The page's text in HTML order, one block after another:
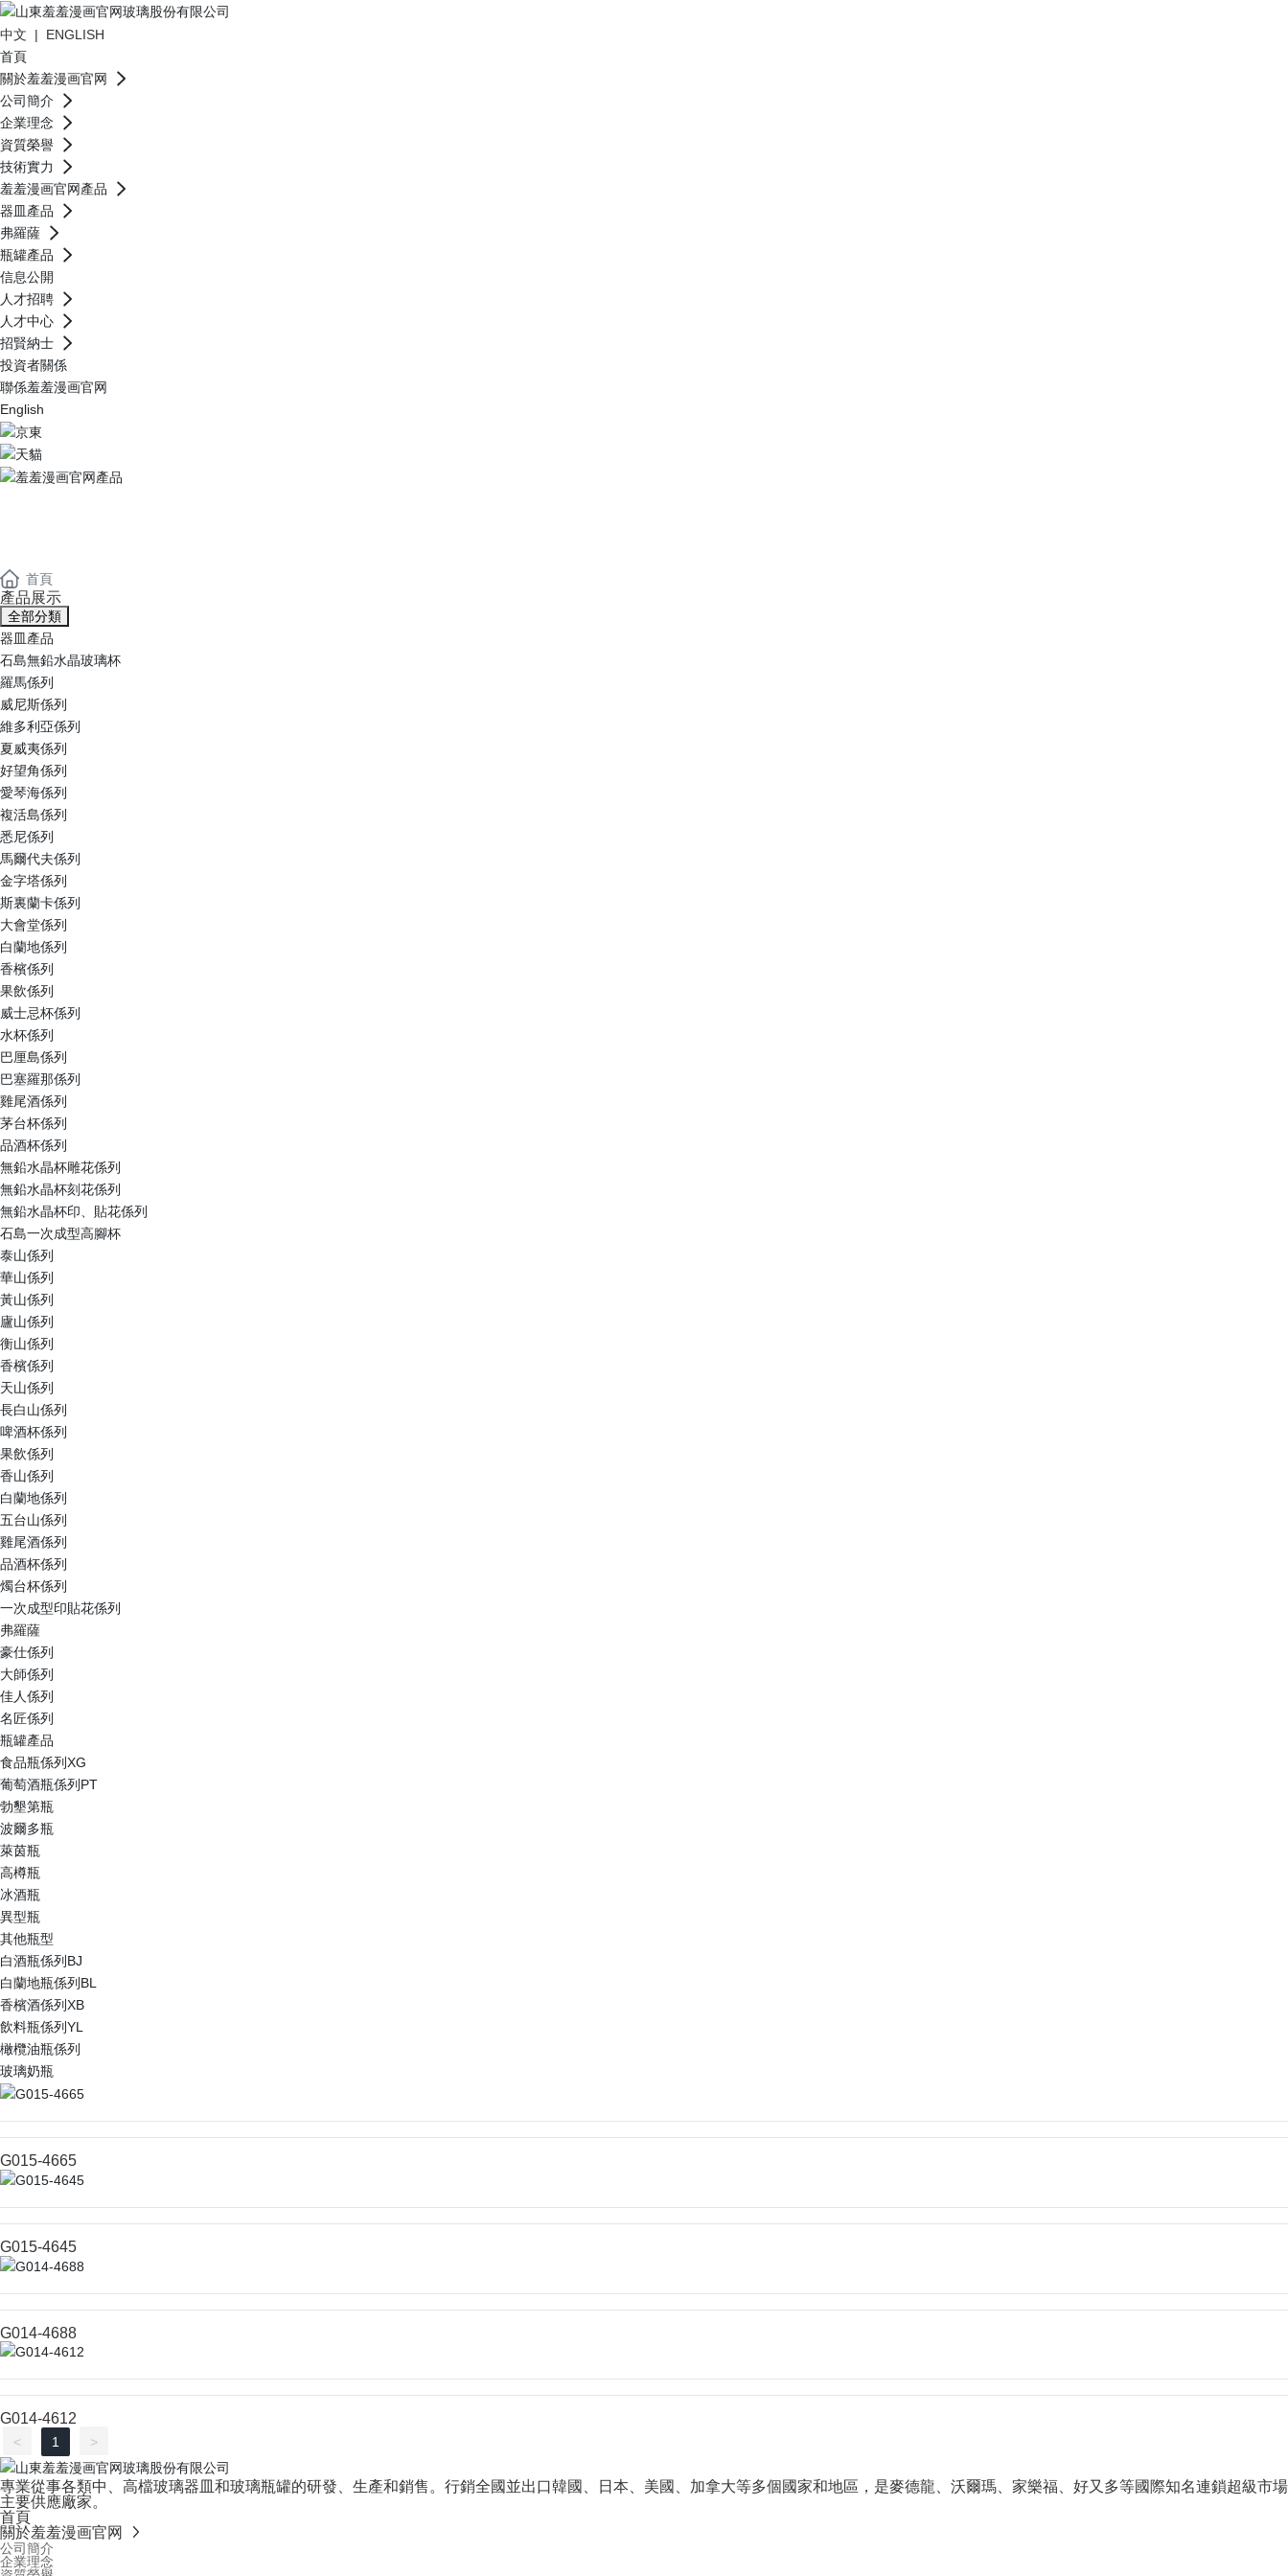
中文 | ENGLISH
首頁
關於羞羞漫画官网
公司簡介
企業理念
資質榮譽
技術實力
羞羞漫画官网產品
器皿產品
弗羅薩
瓶罐產品
信息公開
人才招聘
人才中心
招賢納士
投資者關係
聯係羞羞漫画官网
English
首頁
產品展示
全部分類
器皿產品
石島無鉛水晶玻璃杯
羅馬係列
威尼斯係列
維多利亞係列
夏威夷係列
好望角係列
愛琴海係列
複活島係列
悉尼係列
馬爾代夫係列
金字塔係列
斯裏蘭卡係列
大會堂係列
白蘭地係列
香檳係列
果飲係列
威士忌杯係列
水杯係列
巴厘島係列
巴塞羅那係列
雞尾酒係列
茅台杯係列
品酒杯係列
無鉛水晶杯雕花係列
無鉛水晶杯刻花係列
無鉛水晶杯印、貼花係列
石島一次成型高腳杯
泰山係列
華山係列
黃山係列
廬山係列
衡山係列
香檳係列
天山係列
長白山係列
啤酒杯係列
果飲係列
香山係列
白蘭地係列
五台山係列
雞尾酒係列
品酒杯係列
燭台杯係列
一次成型印貼花係列
弗羅薩
豪仕係列
大師係列
佳人係列
名匠係列
瓶罐產品
食品瓶係列XG
葡萄酒瓶係列PT
勃墾第瓶
波爾多瓶
萊茵瓶
高樽瓶
冰酒瓶
異型瓶
其他瓶型
白酒瓶係列BJ
白蘭地瓶係列BL
香檳酒係列XB
飲料瓶係列YL
橄欖油瓶係列
玻璃奶瓶
G015-4665
G015-4645
G014-4688
G014-4612
< 1 >
專業從事各類中、高檔玻璃器皿和玻璃瓶罐的研發、生產和銷售。行銷全國並出口韓國、日本、美國、加拿大等多個國家和地區，是麥德龍、沃爾瑪、家樂福、好又多等國際知名連鎖超級市場
主要供應廠家。
首頁
關於羞羞漫画官网
公司簡介
企業理念